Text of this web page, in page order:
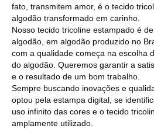
fato, transmitem amor, é o tecido
algodão transformado em carinho.
Nosso tecido tricoline estampado é
algodão, em algodão produzido no
com a qualidade começa na escolha
do algodão. Queremos garantir a
e o resultado de um bom trabalho.
Sempre buscando inovações e
optou pela estampa digital, se
uso infinito das cores e o tecido
amplamente utilizado.